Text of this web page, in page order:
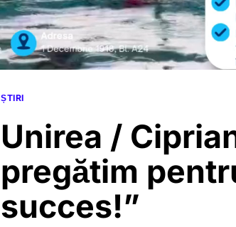
ȘTIRI
Unirea /
pregătim
succes!”